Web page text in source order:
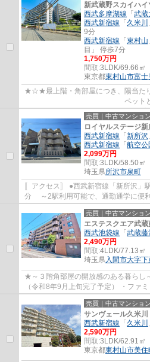
新武蔵野スカイハイ
西武多摩湖線 「 武蔵
西武新宿線 「 久米川
9分
西武新宿線 「 東村山
目」 停歩7分
1,750万円
間取:3LDK/69.66㎡
東京都東村山市富士
★☆★最上階・角部屋につき、陽当た
ペットと暮らせる
◎2025年10月中旬、リフォーム
売買｜中古マンション
ロイヤルステージ新
西武新宿線 「 新所沢
西武新宿線 「 航空公
2,099万円
間取:3LDK/58.50㎡
埼玉県所沢市泉町
〚アクセス〛 ●西武新宿線「新所沢
分 ～2駅利用可能で、通勤通学に便利です！ 〚おススメポ
新規リノベーション物件(2026年2月完
売買｜中古マンション
エステスクエア武
西武池袋線 「 武蔵藤
2,490万円
間取:4LDK/77.13㎡
埼玉県入間市大字下
★～３階角部屋の開放感のある暮らし～★ ・新規リノベーショ
（令和8年9月上旬完了予定） ・ファ
4LDK！ ・大切なペットと一緒に暮ら
売買｜中古マンション
サンヴェール久米
西武新宿線 「 久米川
2,590万円
間取:3LDK/62.91㎡
東京都東村山市美住